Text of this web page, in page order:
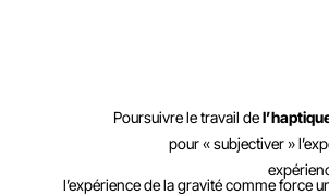
Poursuivre le travail de
pour « subjectiver »
l’expérience de la gravité comme force